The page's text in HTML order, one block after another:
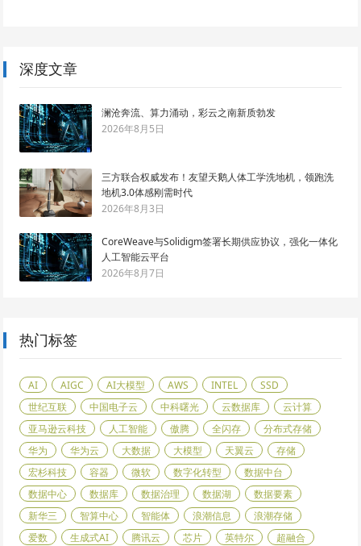
深度文章
澜沧奔流、算力涌动，彩云之南新质勃发
2026年8月5日
三方联合权威发布！友望天鹅人体工学洗地机，领跑洗
地机3.0体感刚需时代
2026年8月3日
CoreWeave与Solidigm签署长期供应协议，强化一体化
人工智能云平台
2026年8月7日
热门标签
AI AIGC AI大模型 AWS INTEL
SSD
世纪互联
中国电子云 中科曙光 云数据库
云计算
亚马逊云科技
人工智能 傲腾 全闪存
分布式存储
华为
华为云 大数据 大模型 天翼云
存储
宏杉科技
容器 微软 数字化转型
数据中台
数据中心
数据库 数据治理 数据湖
数据要素
新华三
智算中心 智能体 浪潮信息
浪潮存储
爱数
生成式AI 腾讯云 芯片 英特尔 超融合